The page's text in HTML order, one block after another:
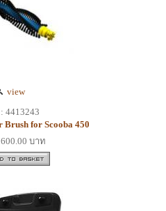
view
4413243
Brush for Scooba 450
บาท